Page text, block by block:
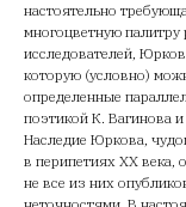
настоятельно
многоцветную
исследователей,
которую (условно)
определенные
поэтикой К. Вагинова
Наследие Юркова,
в перипетиях XX века,
не все из них